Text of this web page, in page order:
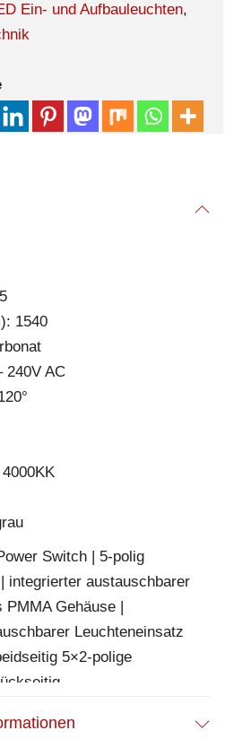
Ein- und Aufbauleuchten,
1540
240V AC
Switch | 5-polig
integrierter austauschbarer
Gehäuse |
Leuchteneinsatz
5×2-polige
Federstahl-